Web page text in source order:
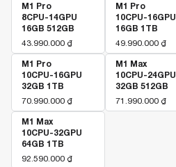
M1 Pro
8CPU-14GPU
16GB 512GB
43.990.000 ₫
M1 Pro
10CPU-16GPU
16GB 1TB
49.990.000 ₫
M1 Pro
10CPU-16GPU
32GB 1TB
70.990.000 ₫
M1 Max
10CPU-24GPU
32GB 512GB
71.990.000 ₫
M1 Max
10CPU-32GPU
64GB 1TB
92.590.000 ₫